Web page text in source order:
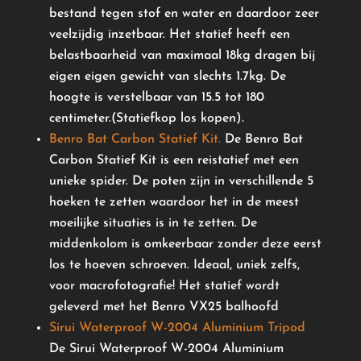
bestand tegen stof en water en daardoor zeer
veelzijdig inzetbaar. Het statief heeft een
belastbaarheid van maximaal 18kg dragen bij
eigen eigen gewicht van slechts 1.7kg. De
hoogte is verstelbaar van 15.5 tot 180
centimeter.(Statiefkop los kopen).
Benro Bat Carbon Statief Kit. De Benro Bat
Carbon Statief Kit is een reistatief met een
unieke spider. De poten zijn in verschillende 5
hoeken te zetten waardoor het in de meest
moeilijke situaties is in te zetten. De
middenkolom is omkeerbaar zonder deze eerst
los te hoeven schroeven. Ideaal, uniek zelfs,
voor macrofotografie! Het statief wordt
geleverd met het Benro VX25 balhoofd
Sirui Waterproof W-2004 Aluminium Tripod
De Sirui Waterproof W-2004 Aluminium